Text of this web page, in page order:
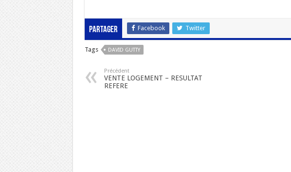
Partager Facebook Twitter
Tags DAVID GUTTY
Précédent
VENTE LOGEMENT – RESULTAT
REFERE